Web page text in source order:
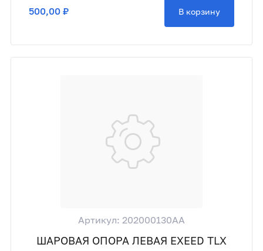
500,00 ₽ В корзину
Артикул: 202000130AA
ШАРОВАЯ ОПОРА ЛЕВАЯ EXEED TLX